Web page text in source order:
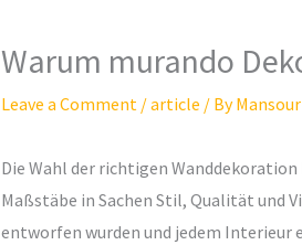
Warum murando
Leave a Comment /article / ByMansour
Die Wahl der richtigen
Maßstäbe in Sachen Stil, Qualität und
entworfen wurden und jedem Interieur